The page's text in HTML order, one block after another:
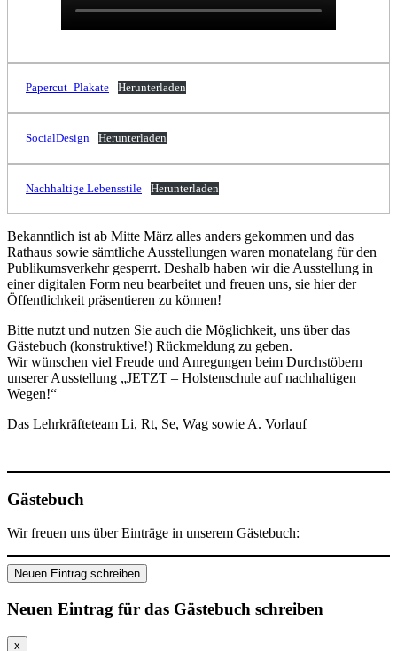
Papercut_Plakate Herunterladen
SocialDesign Herunterladen
Nachhaltige Lebensstile Herunterladen
Bekanntlich ist ab Mitte März alles anders gekommen und das
Rathaus sowie sämtliche Ausstellungen waren monatelang für den
Publikumsverkehr gesperrt. Deshalb haben wir die Ausstellung in
einer digitalen Form neu bearbeitet und freuen uns, sie hier der
Öffentlichkeit präsentieren zu können!
Bitte nutzt und nutzen Sie auch die Möglichkeit, uns über das
Gästebuch (konstruktive!) Rückmeldung zu geben.
Wir wünschen viel Freude und Anregungen beim Durchstöbern
unserer Ausstellung „JETZT – Holstenschule auf nachhaltigen
Wegen!“
Das Lehrkräfteteam Li, Rt, Se, Wag sowie A. Vorlauf
Gästebuch
Wir freuen uns über Einträge in unserem Gästebuch:
Neuen Eintrag für das Gästebuch schreiben
x